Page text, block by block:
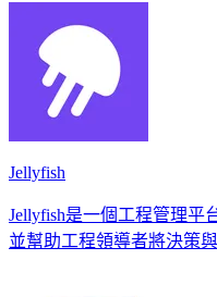
Jellyfish
Jellyfish是一個工程管理平
並幫助工程領導者將決策